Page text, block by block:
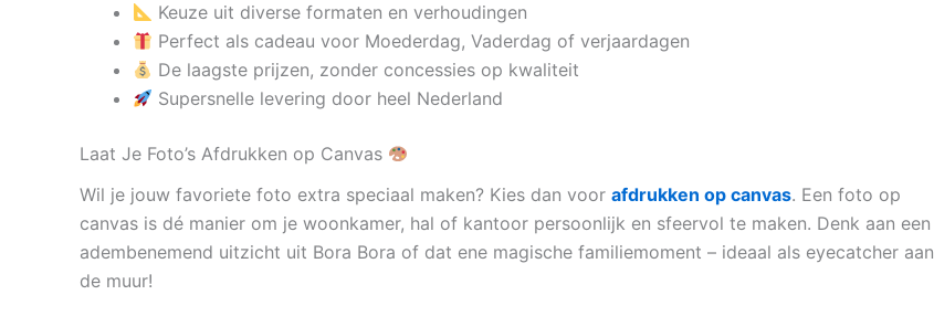
Keuze uit diverse formaten en verhoudingen
Perfect als cadeau voor Moederdag, Vaderdag of verjaardagen
De laagste prijzen, zonder concessies op kwaliteit
Supersnelle levering door heel Nederland
Laat Je Foto’s Afdrukken op Canvas
Wil je jouw favoriete foto extra speciaal maken? Kies dan voor afdrukken op canvas. Een foto op
canvas is dé manier om je woonkamer, hal of kantoor persoonlijk en sfeervol te maken. Denk aan een
adembenemend uitzicht uit Bora Bora of dat ene magische familiemoment – ideaal als eyecatcher aan
de muur!